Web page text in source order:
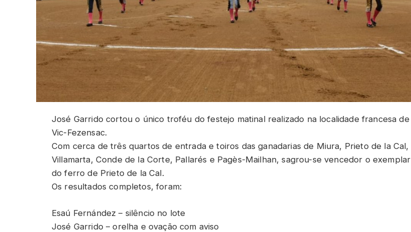
José Garrido cortou o único troféu do festejo matinal realizado na localidade francesa de
Vic-Fezensac.
Com cerca de três quartos de entrada e toiros das ganadarias de Miura, Prieto de la Cal,
Villamarta, Conde de la Corte, Pallarés e Pagès-Mailhan, sagrou-se vencedor o exemplar
do ferro de Prieto de la Cal.
Os resultados completos, foram:
Esaú Fernández – silêncio no lote
José Garrido – orelha e ovação com aviso